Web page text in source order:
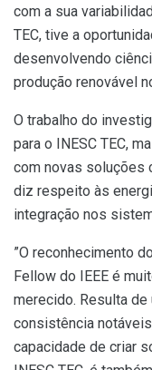
com a sua
TEC, tive a
desenvolvendo
produção renovável
O trabalho do
para o INESC TEC,
com novas soluções
diz respeito às
integração nos
”O reconhecimento
Fellow do IEEE é
merecido. Resulta
consistência
capacidade de criar